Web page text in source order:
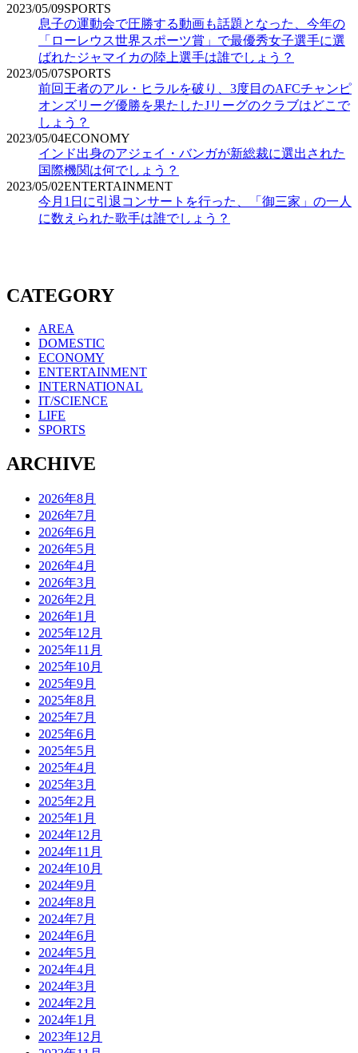
2023/05/09SPORTS
息子の運動会で圧勝する動画も話題となった、今年の
「ローレウス世界スポーツ賞」で最優秀女子選手に選
ばれたジャマイカの陸上選手は誰でしょう？
2023/05/07SPORTS
前回王者のアル・ヒラルを破り、3度目のAFCチャンピ
オンズリーグ優勝を果たしたJリーグのクラブはどこで
しょう？
2023/05/04ECONOMY
インド出身のアジェイ・バンガが新総裁に選出された
国際機関は何でしょう？
2023/05/02ENTERTAINMENT
今月1日に引退コンサートを行った、「御三家」の一人
に数えられた歌手は誰でしょう？
CATEGORY
AREA
DOMESTIC
ECONOMY
ENTERTAINMENT
INTERNATIONAL
IT/SCIENCE
LIFE
SPORTS
ARCHIVE
2026年8月
2026年7月
2026年6月
2026年5月
2026年4月
2026年3月
2026年2月
2026年1月
2025年12月
2025年11月
2025年10月
2025年9月
2025年8月
2025年7月
2025年6月
2025年5月
2025年4月
2025年3月
2025年2月
2025年1月
2024年12月
2024年11月
2024年10月
2024年9月
2024年8月
2024年7月
2024年6月
2024年5月
2024年4月
2024年3月
2024年2月
2024年1月
2023年12月